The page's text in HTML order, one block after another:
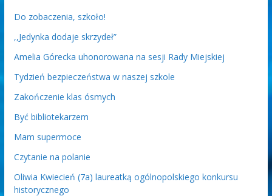
Do zobaczenia, szkoło!
,,Jedynka dodaje skrzydeł”
Amelia Górecka uhonorowana na sesji Rady Miejskiej
Tydzień bezpieczeństwa w naszej szkole
Zakończenie klas ósmych
Być bibliotekarzem
Mam supermoce
Czytanie na polanie
Oliwia Kwiecień (7a) laureatką ogólnopolskiego konkursu
historycznego